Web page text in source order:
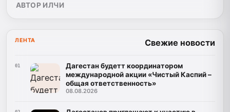
АВТОР ИЛЧИ
ЛЕНТА Свежие новости
01
Дагестан будетт координатором
международной акции «Чистый Каспий –
общая ответственность»
08.08.2026